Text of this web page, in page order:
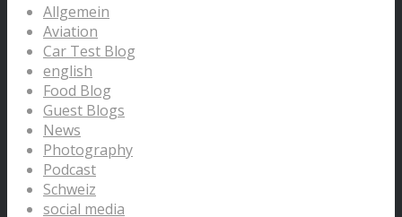
Allgemein
Aviation
Car Test Blog
english
Food Blog
Guest Blogs
News
Photography
Podcast
Schweiz
social media